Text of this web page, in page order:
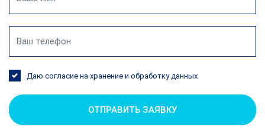
Даю согласие на хранение и обработку данных
ОТПРАВИТЬ ЗАЯВКУ